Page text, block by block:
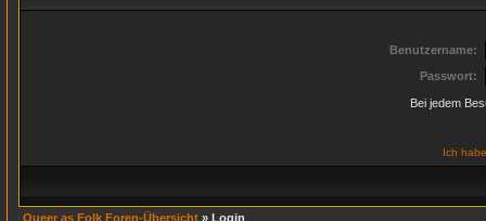
Benutzername:
Passwort:
Bei jedem
Ich
Queer as Folk Foren-Übersicht » Login